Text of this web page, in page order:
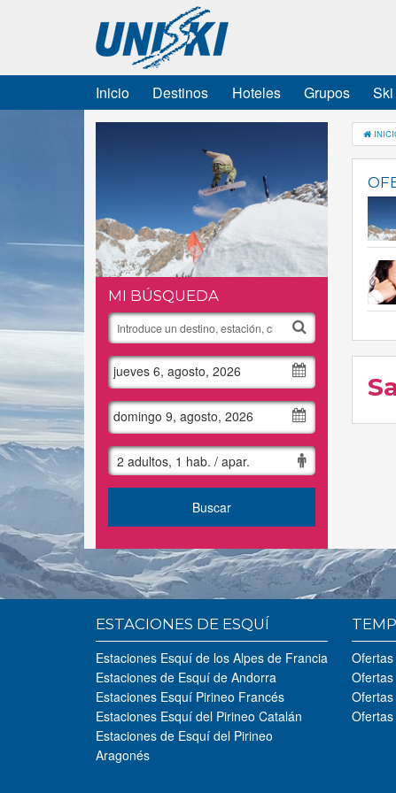
Inicio Destinos Hoteles Grupos Ski
MI BÚSQUEDA
jueves 6, agosto, 2026
domingo 9, agosto, 2026
2 adultos, 1 hab. / apar.
Buscar
ESTACIONES DE ESQUÍ
Estaciones Esquí de los Alpes de Francia
Estaciones de Esquí de Andorra
Estaciones Esquí Pirineo Francés
Estaciones Esquí del Pirineo Catalán
Estaciones de Esquí del Pirineo
Aragonés